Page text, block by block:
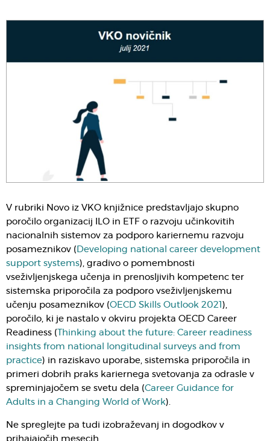
V rubriki Novo iz VKO knjižnice predstavljajo skupno
poročilo organizacij ILO in ETF o razvoju učinkovitih
nacionalnih sistemov za podporo kariernemu razvoju
posameznikov ( Developing national career development
support systems), gradivo o pomembnosti
vseživljenjskega učenja in prenosljivih kompetenc ter
sistemska priporočila za podporo vseživljenjskemu
učenju posameznikov (OECD Skills Outlook 2021 ),
poročilo, ki je nastalo v okviru projekta OECD Career
Readiness ( Thinking about the future: Career readiness
insights from national longitudinal surveys and from
practice) in raziskavo uporabe, sistemska priporočila in
primeri dobrih praks kariernega svetovanja za odrasle v
spreminjajočem se svetu dela (Career Guidance for
Adults in a Changing World of Work).
Ne spreglejte pa tudi izobraževanj in dogodkov v
prihajajočih mesecih.